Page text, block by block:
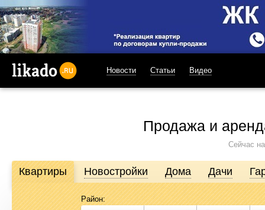
Новости Статьи Видео
Продажа и
Сейчас
Продажа и аренда недвижимости в Омске
Квартиры Новостройки Дома Дачи
Район: